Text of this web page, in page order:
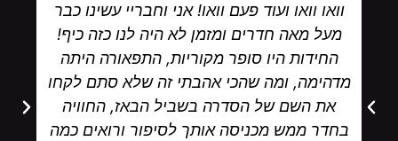
וואו וואו ועוד פעם וואו! אני וחבריי עשינו כבר
מעל מאה חדרים ומזמן לא היה לנו כזה כיף!
החידות היו סופר מקוריות, התפאורה היתה
מדהימה, ומה שהכי אהבתי זה שלא סתם לקחו
את השם של הסדרה בשביל הבאז, החוויה
בחדר ממש מכניסה אותך לסיפור ורואים כמה